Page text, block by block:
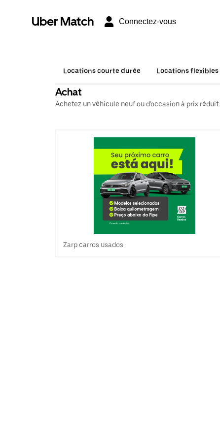
Uber Match Connectez-vous
Locations courte durée Locations flexibles
Achat
Achetez un véhicule neuf ou d'occasion à prix réduit.
Zarp carros usados